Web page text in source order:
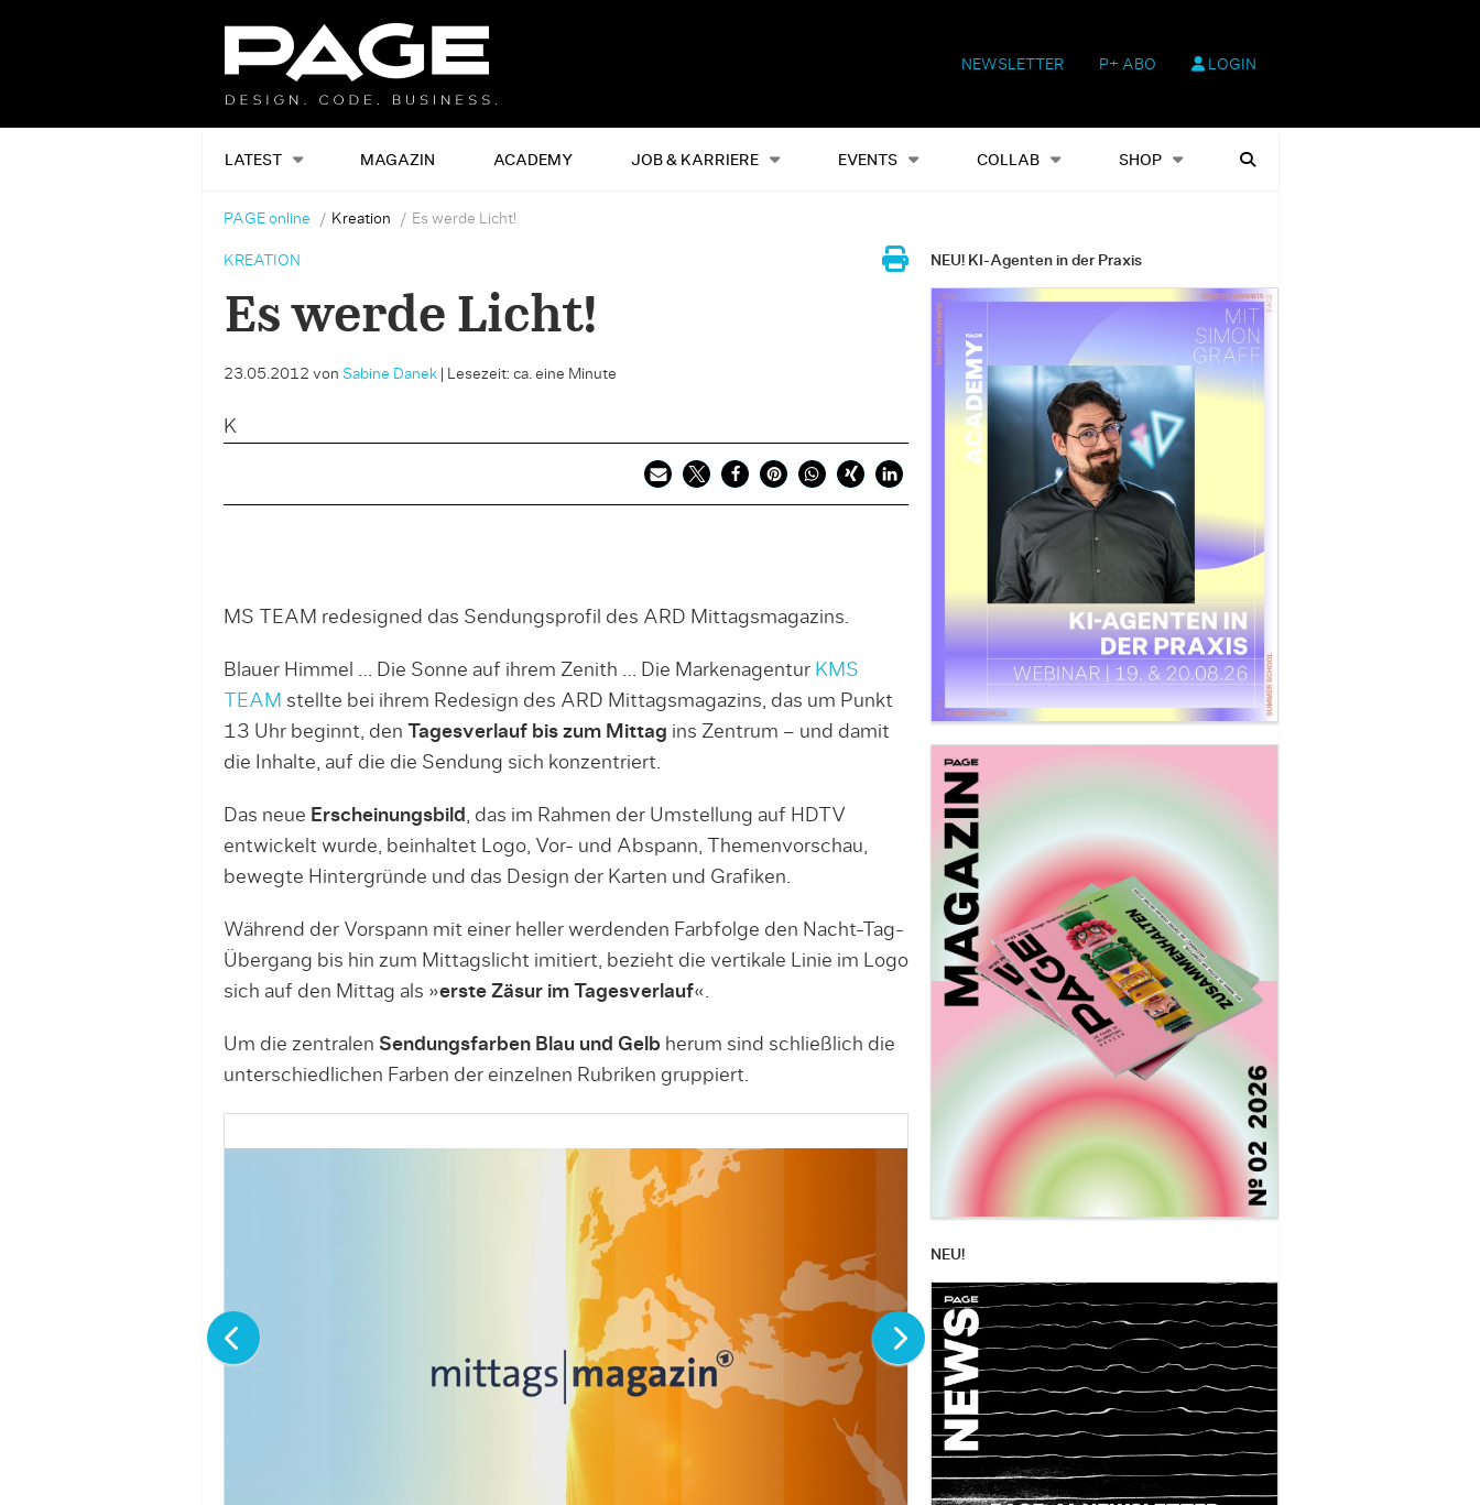
NEWSLETTER P+ ABO LOGIN
LATEST MAGAZIN ACADEMY JOB & KARRIERE EVENTS COLLAB SHOP
Alles Events Shop Heftausgaben Suchen
PAGE online Kreation Es werde Licht!
KREATION
Es werde Licht!
23.05.2012 von Sabine Danek| Lesezeit: ca. eine Minute
K
MS TEAM redesigned das Sendungsprofil des ARD Mittagsmagazins.
Blauer Himmel … Die Sonne auf ihrem Zenith … Die Markenagentur KMS
TEAM stellte bei ihrem Redesign des ARD Mittagsmagazins, das um Punkt
13 Uhr beginnt, den Tagesverlauf bis zum Mittag ins Zentrum – und damit
die Inhalte, auf die die Sendung sich konzentriert.
Das neue Erscheinungsbild , das im Rahmen der Umstellung auf HDTV
entwickelt wurde, beinhaltet Logo, Vor- und Abspann, Themenvorschau,
bewegte Hintergründe und das Design der Karten und Grafiken.
Während der Vorspann mit einer heller werdenden Farbfolge den Nacht-Tag-
Übergang bis hin zum Mittagslicht imitiert, bezieht die vertikale Linie im Logo
sich auf den Mittag als »erste Zäsur im Tagesverlauf«.
Um die zentralen Sendungsfarben Blau und Gelb herum sind schließlich die
unterschiedlichen Farben der einzelnen Rubriken gruppiert.
NEU! KI-Agenten in der Praxis
NEU!